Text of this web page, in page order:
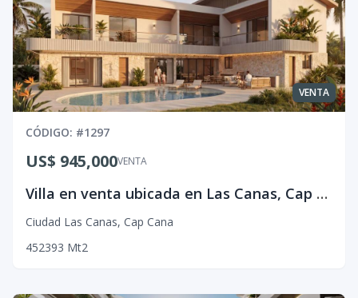
VENTA
CÓDIGO: #1297
VENTA
US$ 945,000
Villa en venta ubicada en Las Canas, Cap Cana
Ciudad Las Canas, Cap Cana
452393 Mt2